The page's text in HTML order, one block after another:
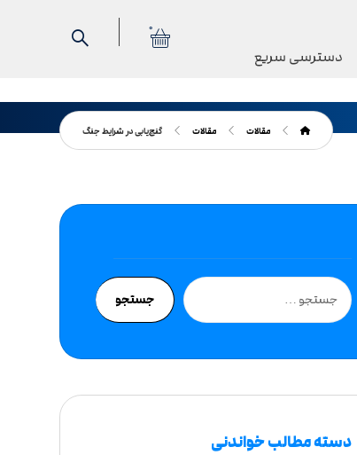
0
دسترسی سریع
مقالات مقالات گنج‌یابی در شرایط جنگ
جستجو
دسته مطالب خواندنی